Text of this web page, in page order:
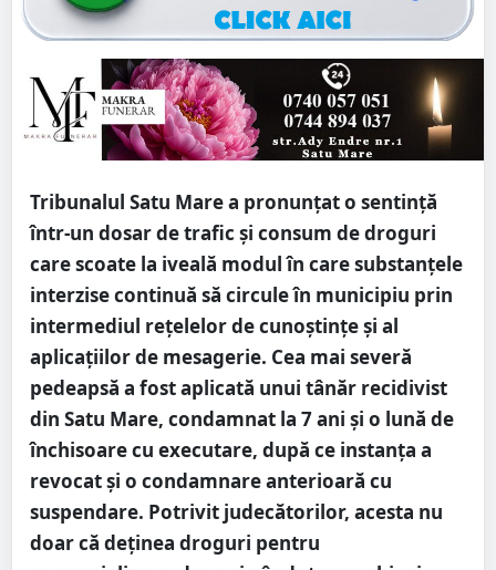
Tribunalul Satu Mare a pronunțat o sentință
într-un dosar de trafic și consum de droguri
care scoate la iveală modul în care substanțele
interzise continuă să circule în municipiu prin
intermediul rețelelor de cunoștințe și al
aplicațiilor de mesagerie. Cea mai severă
pedeapsă a fost aplicată unui tânăr recidivist
din Satu Mare, condamnat la 7 ani și o lună de
închisoare cu executare, după ce instanța a
revocat și o condamnare anterioară cu
suspendare. Potrivit judecătorilor, acesta nu
doar că deținea droguri pentru